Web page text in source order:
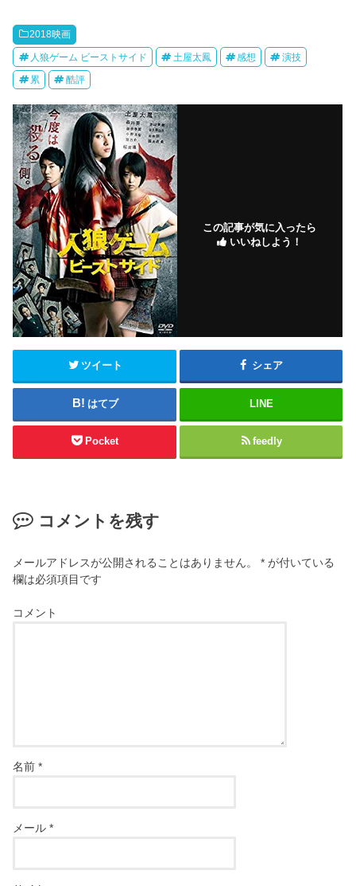
2018映画
人狼ゲーム ビーストサイド 土屋太鳳 感想 演技
累 酷評
この記事が気に入ったら
いいねしよう！
ツイート シェア
はてブ LINE
Pocket feedly
コメントを残す
メールアドレスが公開されることはありません。 * が付いている
欄は必須項目です
コメント
名前*
メール*